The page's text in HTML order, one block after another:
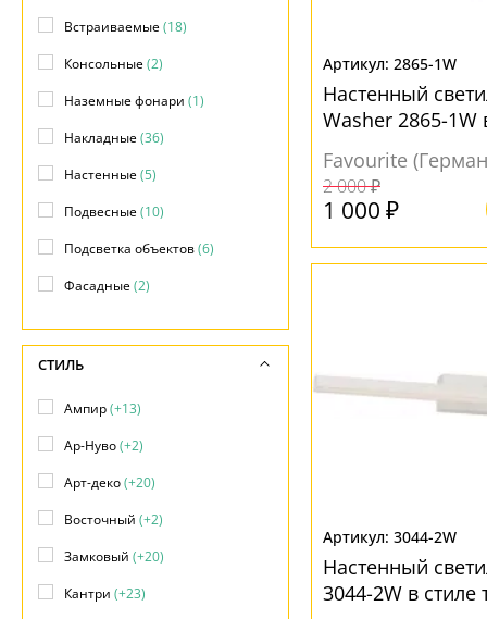
2865-1W
Настенный
Washer 2865-1W
Favourite
2 000 ₽
1 000 ₽
3044-2W
Настенный
3044-2W в стиле
Встраиваемые(18)
Консольные(2)
Наземные фонари (1)
Накладные(36)
Настенные(5)
Подвесные(10)
Подсветка объектов(6)
Фасадные(2)
СТИЛЬ
Ампир(+13)
Ар-Нуво(+2)
Арт-деко(+20)
Восточный (+2)
Замковый (+20)
Кантри (+23)